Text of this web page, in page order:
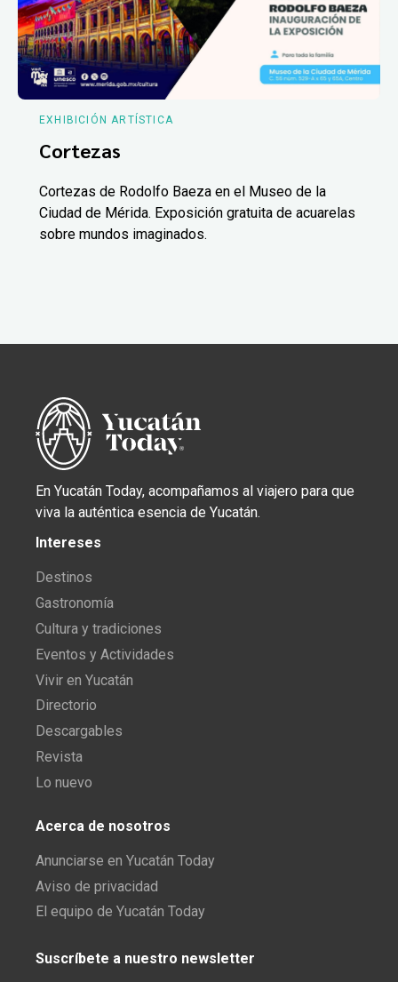
EXHIBICIÓN ARTÍSTICA
Cortezas
Cortezas de Rodolfo Baeza en el Museo de la
Ciudad de Mérida. Exposición gratuita de acuarelas
sobre mundos imaginados.
En Yucatán Today, acompañamos al viajero para que
viva la auténtica esencia de Yucatán.
Intereses
Destinos
Gastronomía
Cultura y tradiciones
Eventos y Actividades
Vivir en Yucatán
Directorio
Descargables
Revista
Lo nuevo
Acerca de nosotros
Anunciarse en Yucatán Today
Aviso de privacidad
El equipo de Yucatán Today
Suscríbete a nuestro newsletter